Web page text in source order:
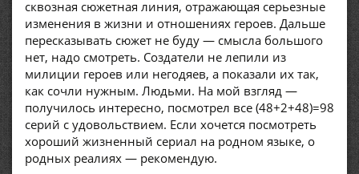
сквозная сюжетная линия, отражающая серьезные
изменения в жизни и отношениях героев. Дальше
пересказывать сюжет не буду — смысла большого
нет, надо смотреть. Создатели не лепили из
милиции героев или негодяев, а показали их так,
как сочли нужным. Людьми. На мой взгляд —
получилось интересно, посмотрел все (48+2+48)=98
серий с удовольствием. Если хочется посмотреть
хороший жизненный сериал на родном языке, о
родных реалиях — рекомендую.